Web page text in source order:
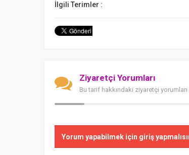
İlgili Terimler :
Ziyaretçi Yorumları
Bu tarif hakkındaki ziyaretçi yorumları
Yorum yapabilmek için giriş